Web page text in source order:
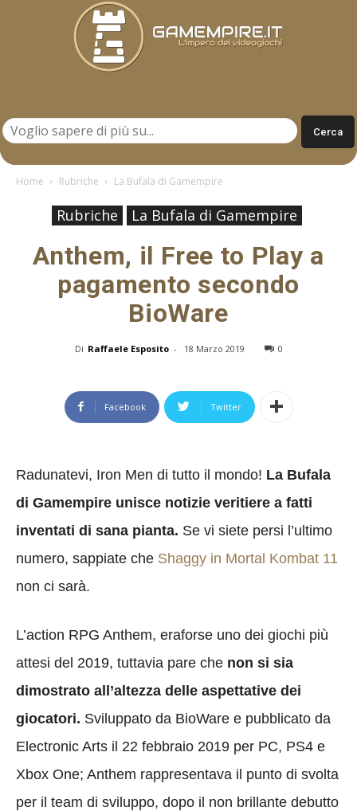
Home Rubriche La Bufala di Gamempire
Rubriche La Bufala di Gamempire
Anthem, il Free to Play a
pagamento secondo
BioWare
Di Raffaele Esposito - 18 Marzo 2019 0
Facebook Twitter
Radunatevi, Iron Men di tutto il mondo! La Bufala
di Gamempire unisce notizie veritiere a fatti
inventati di sana pianta. Se vi siete persi l’ultimo
numero, sappiate che Shaggy in Mortal Kombat 11
non ci sarà.
L’action RPG Anthem, eraforse uno dei giochi più
attesi del 2019, tuttavia pare che non si sia
dimostrato all’altezza delle aspettative dei
giocatori. Sviluppato da BioWare e pubblicato da
Electronic Arts il 22 febbraio 2019 per PC, PS4 e
Xbox One; Anthem rappresentava il punto di svolta
per il team di sviluppo, dopo il non brillante debutto